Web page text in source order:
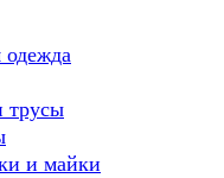
одежда
трусы
и майки